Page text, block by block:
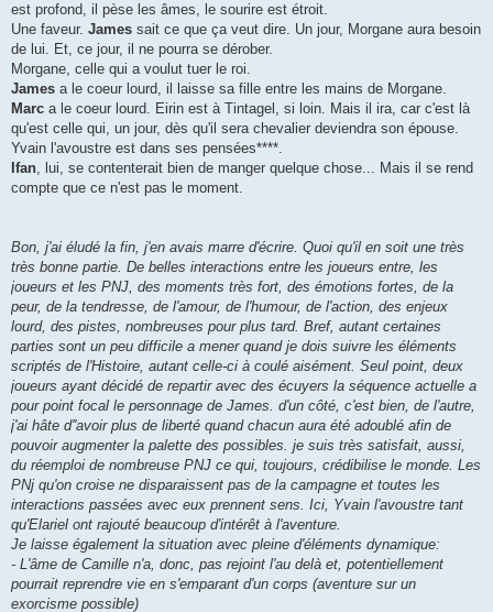
est profond, il pèse les âmes, le sourire est étroit.
Une faveur. James sait ce que ça veut dire. Un jour, Morgane aura besoin
de lui. Et, ce jour, il ne pourra se dérober.
Morgane, celle qui a voulut tuer le roi.
James a le coeur lourd, il laisse sa fille entre les mains de Morgane.
Marc a le coeur lourd. Eirin est à Tintagel, si loin. Mais il ira, car c'est là
qu'est celle qui, un jour, dès qu'il sera chevalier deviendra son épouse.
Yvain l'avoustre est dans ses pensées****.
Ifan, lui, se contenterait bien de manger quelque chose... Mais il se rend
compte que ce n'est pas le moment.
Bon, j'ai éludé la fin, j'en avais marre d'écrire. Quoi qu'il en soit une très
très bonne partie. De belles interactions entre les joueurs entre, les
joueurs et les PNJ, des moments très fort, des émotions fortes, de la
peur, de la tendresse, de l'amour, de l'humour, de l'action, des enjeux
lourd, des pistes, nombreuses pour plus tard. Bref, autant certaines
parties sont un peu difficile a mener quand je dois suivre les éléments
scriptés de l'Histoire, autant celle-ci à coulé aisément. Seul point, deux
joueurs ayant décidé de repartir avec des écuyers la séquence actuelle a
pour point focal le personnage de James. d'un côté, c'est bien, de l'autre,
j'ai hâte d''avoir plus de liberté quand chacun aura été adoublé afin de
pouvoir augmenter la palette des possibles. je suis très satisfait, aussi,
du réemploi de nombreuse PNJ ce qui, toujours, crédibilise le monde. Les
PNj qu'on croise ne disparaissent pas de la campagne et toutes les
interactions passées avec eux prennent sens. Ici, Yvain l'avoustre tant
qu'Elariel ont rajouté beaucoup d'intérêt à l'aventure.
Je laisse également la situation avec pleine d'éléments dynamique:
- L'âme de Camille n'a, donc, pas rejoint l'au delà et, potentiellement
pourrait reprendre vie en s'emparant d'un corps (aventure sur un
exorcisme possible)